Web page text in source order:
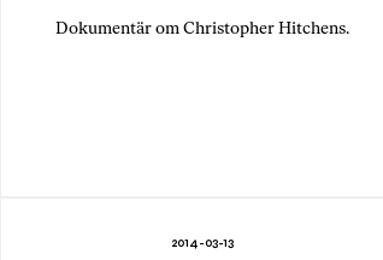
Dokumentär om Christopher Hitchens.
2014-03-13